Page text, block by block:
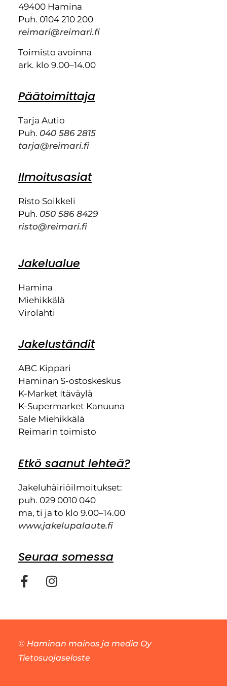
49400 Hamina
Puh. 0104 210 200
reimari@reimari.fi
Toimisto avoinna
ark. klo 9.00–14.00
Päätoimittaja
Tarja Autio
Puh. 040 586 2815
tarja@reimari.fi
Ilmoitusasiat
Risto Soikkeli
Puh. 050 586 8429
risto@reimari.fi
Jakelualue
Hamina
Miehikkälä
Virolahti
Jakeluständit
ABC Kippari
Haminan S-ostoskeskus
K-Market Itäväylä
K-Supermarket Kanuuna
Sale Miehikkälä
Reimarin toimisto
Etkö saanut lehteä?
Jakeluhäiriöilmoitukset:
puh. 029 0010 040
ma, ti ja to klo 9.00–14.00
www.jakelupalaute.fi
Seuraa somessa
© Haminan mainos ja media Oy
Tietosuojaseloste